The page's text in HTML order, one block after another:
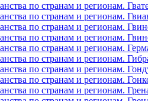
по странам и регионам.
по странам и регионам.
по странам и регионам.
по странам и регионам.
по странам и регионам.
по странам и регионам.
по странам и регионам.
по странам и регионам.
по странам и регионам.